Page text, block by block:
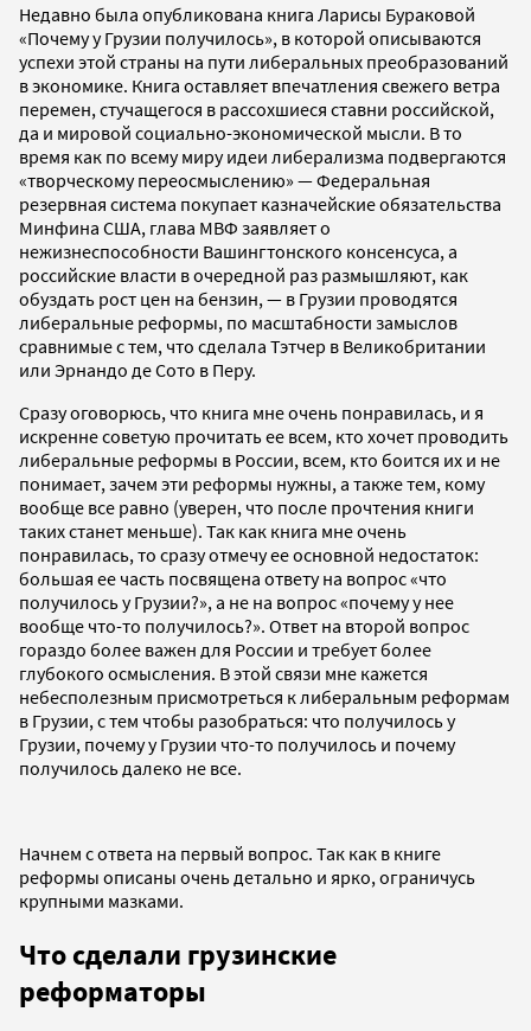
Недавно была опубликована книга Ларисы Бураковой
«Почему у Грузии получилось», в которой описываются
успехи этой страны на пути либеральных преобразований
в экономике. Книга оставляет впечатления свежего ветра
перемен, стучащегося в рассохшиеся ставни российской,
да и мировой социально-экономической мысли. В то
время как по всему миру идеи либерализма подвергаются
«творческому переосмыслению» — Федеральная
резервная система покупает казначейские обязательства
Минфина США, глава МВФ заявляет о
нежизнеспособности Вашингтонского консенсуса, а
российские власти в очередной раз размышляют, как
обуздать рост цен на бензин, — в Грузии проводятся
либеральные реформы, по масштабности замыслов
сравнимые с тем, что сделала Тэтчер в Великобритании
или Эрнандо де Сото в Перу.
Сразу оговорюсь, что книга мне очень понравилась, и я
искренне советую прочитать ее всем, кто хочет проводить
либеральные реформы в России, всем, кто боится их и не
понимает, зачем эти реформы нужны, а также тем, кому
вообще все равно (уверен, что после прочтения книги
таких станет меньше). Так как книга мне очень
понравилась, то сразу отмечу ее основной недостаток:
большая ее часть посвящена ответу на вопрос «что
получилось у Грузии?», а не на вопрос «почему у нее
вообще что-то получилось?». Ответ на второй вопрос
гораздо более важен для России и требует более
глубокого осмысления. В этой связи мне кажется
небесполезным присмотреться к либеральным реформам
в Грузии, с тем чтобы разобраться: что получилось у
Грузии, почему у Грузии что-то получилось и почему
получилось далеко не все.
Начнем с ответа на первый вопрос. Так как в книге
реформы описаны очень детально и ярко, ограничусь
крупными мазками.
Что сделали грузинские
реформаторы